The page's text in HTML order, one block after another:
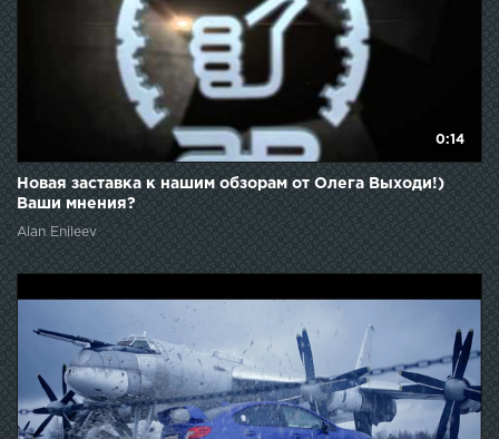
0:14
Новая заставка к нашим обзорам от Олега Выходи!)
Ваши мнения?
Alan Enileev